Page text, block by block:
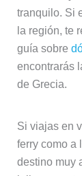
tranquilo. Si
la región, te
guía sobre
encontrarás
de Grecia.
Si viajas en
ferry como a
destino muy